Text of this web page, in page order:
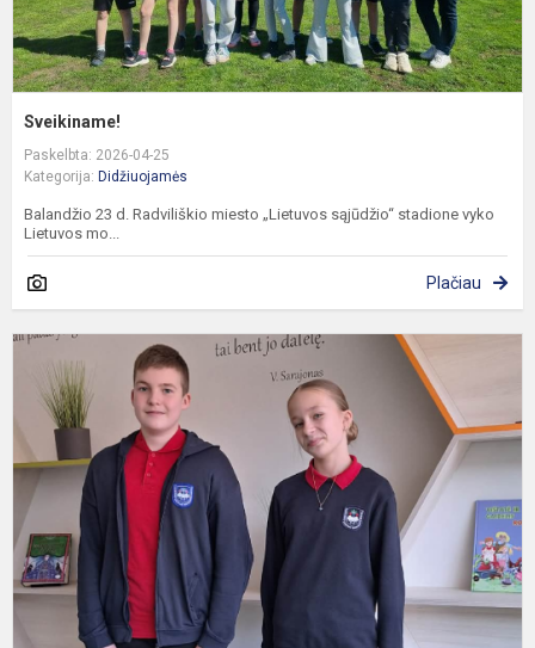
Sveikiname!
Paskelbta: 2026-04-25
Kategorija: Didžiuojamės
Balandžio 23 d. Radviliškio miesto „Lietuvos sąjūdžio“ stadione vyko
Lietuvos mo...
Plačiau